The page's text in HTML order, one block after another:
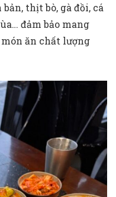
thịt bò, gà đồi, cá
đảm bảo mang
ăn chất lượng